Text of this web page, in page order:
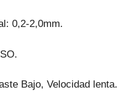
0,2-2,0mm.
Bajo, Velocidad lenta.